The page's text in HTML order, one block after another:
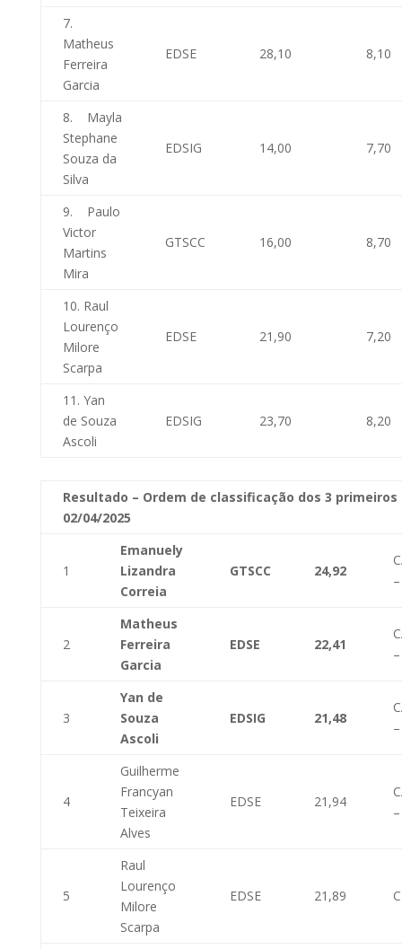
7.
Matheus
Ferreira
Garcia
EDSE 28,10 8,10
8. Mayla
Stephane
Souza da
Silva
EDSIG 14,00 7,70
9. Paulo
Victor
Martins
Mira
GTSCC 16,00 8,70
10. Raul
Lourenço
Milore
Scarpa
EDSE 21,90 7,20
11. Yan
de Souza
Ascoli
EDSIG 23,70 8,20
Resultado – Ordem de classificação dos 3 primeiros
02/04/2025
1
Emanuely
Lizandra
Correia
GTSCC 24,92
2
Matheus
Ferreira
Garcia
EDSE 22,41
3
Yan de
Souza
Ascoli
EDSIG 21,48
4
Guilherme
Francyan
Teixeira
Alves
EDSE 21,94
5
Raul
Lourenço
Milore
Scarpa
EDSE 21,89